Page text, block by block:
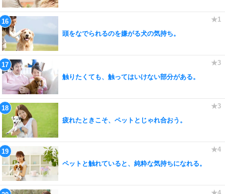
頭をなでられるのを嫌がる犬の気持ち。
触りたくても、触ってはいけない部分がある。
疲れたときこそ、ペットとじゃれ合おう。
ペットと触れていると、純粋な気持ちになれる。